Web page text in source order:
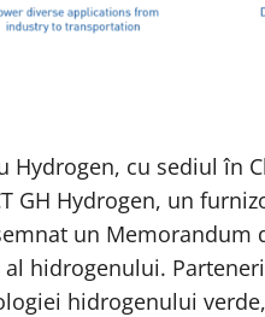
Hydrogen, cu sediul în
GH Hydrogen, un
un Memorandum
hidrogenului.
hidrogenului